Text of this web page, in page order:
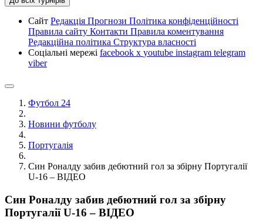
Сайт Редакція Прогнози Політика конфіденційності
Правила сайту Контакти Правила коментування
Редакційна політика Структура власності
Соціальні мережі facebook x youtube instagram telegram
viber
Футбол 24
Новини футболу
Португалія
Син Роналду забив дебютний гол за збірну Португалії
U-16 – ВІДЕО
Син Роналду забив дебютний гол за збірну
Португалії U-16 – ВІДЕО